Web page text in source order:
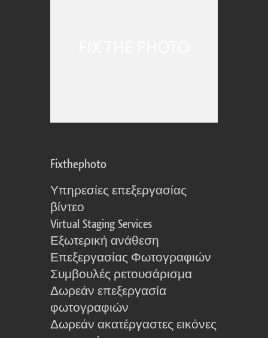
Fixthephoto
Υπηρεσίες επεξεργασίας
βίντεο
Virtual Staging Services
Εξωτερική ανάθεση
Επεξεργασίας Φωτογραφιών
Συμβουλές ρετουσάρισμα
Δωρεάν επεξεργασία
φωτογραφιών
Δωρεάν ακατέργαστες εικόνες